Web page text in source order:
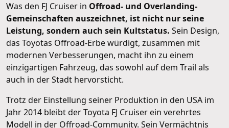
Was den FJ Cruiser in Offroad- und Overlanding-
Gemeinschaften auszeichnet, ist nicht nur seine
Leistung, sondern auch sein Kultstatus. Sein Design,
das Toyotas Offroad-Erbe würdigt, zusammen mit
modernen Verbesserungen, macht ihn zu einem
einzigartigen Fahrzeug, das sowohl auf dem Trail als
auch in der Stadt hervorsticht.
Trotz der Einstellung seiner Produktion in den USA im
Jahr 2014 bleibt der Toyota FJ Cruiser ein verehrtes
Modell in der Offroad-Community. Sein Vermächtnis